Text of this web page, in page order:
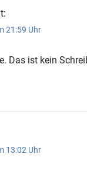
21:59 Uhr
Das ist kein
13:02 Uhr